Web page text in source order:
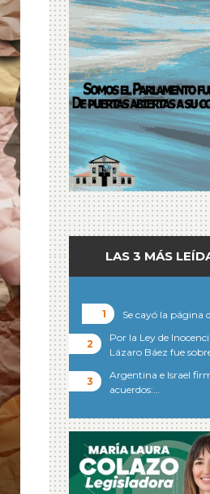
LAS 3 MÁS
Se cayó la página
Por la Ley de
Lázaro Báez fue
Argentina e Israel
acuerdos:…